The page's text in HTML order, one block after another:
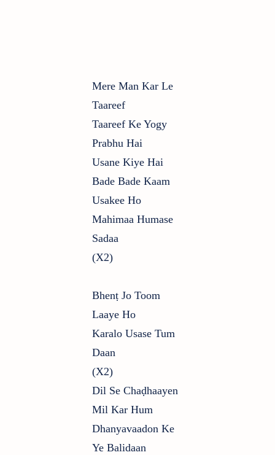
Mere Man Kar Le
Taareef
Taareef Ke Yogy
Prabhu Hai
Usane Kiye Hai
Bade Bade Kaam
Usakee Ho
Mahimaa Humase
Sadaa
(x2)
Bhenṭ Jo Toom
Laaye Ho
Karalo Usase Tum
Daan
(x2)
Dil Se Chaḍhaayen
Mil Kar Hum
Dhanyavaadon Ke
Ye Balidaan